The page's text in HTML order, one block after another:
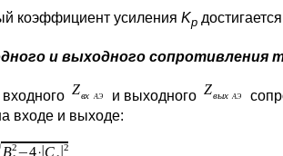
коэффициент усиления Kp
и выходного сопротивления
и выходного
входе и выходе: